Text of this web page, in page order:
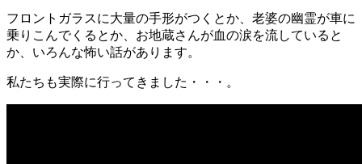
フロントガラスに大量の手形がつくとか、老婆の幽霊が車に
乗りこんでくるとか、お地蔵さんが血の涙を流していると
か、いろんな怖い話があります。
私たちも実際に行ってきました・・・。